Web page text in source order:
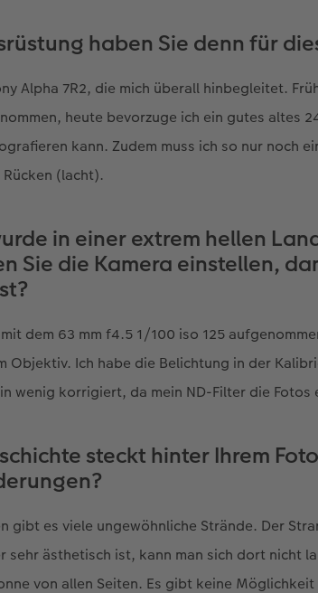
haben Sie denn für
Alpha 7R2, die mich überall hinbegleitet.
heute bevorzuge ich ein gutes altes
kann. Zudem muss ich so nur noch
(lacht).
in einer extrem hellen
Sie die Kamera einstellen,
dem 63 mm f4.5 1/100 iso 125
Objektiv. Ich habe die Belichtung in der
wenig korrigiert, da mein ND-Filter die
steckt hinter Ihrem
gibt es viele ungewöhnliche Strände. Der
sehr ästhetisch ist, kann man sich dort nicht
von allen Seiten. Es gibt keine